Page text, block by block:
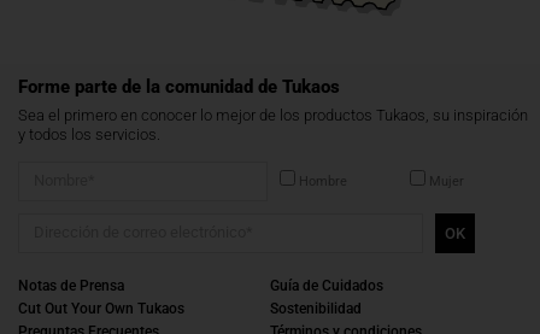
Forme parte de la comunidad de Tukaos
Sea el primero en conocer lo mejor de los productos Tukaos, su inspiración
y todos los servicios.
Hombre Mujer
OK
Notas de Prensa
Cut Out Your Own Tukaos
Guía de Cuidados
Sostenibilidad